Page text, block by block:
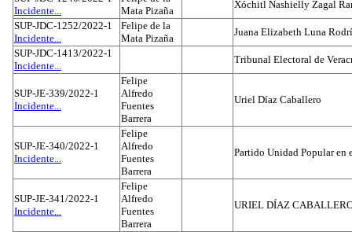
Incidente...
Mata Pizaña
Xóchitl Nashielly Zagal
SUP-JDC-1252/2022-1
Incidente...
Felipe de la
Mata Pizaña
Juana Elizabeth Luna
SUP-JDC-1413/2022-1
Incidente...
Tribunal Electoral de
SUP-JE-339/2022-1
Incidente...
Felipe
Alfredo
Fuentes
Barrera
Uriel Díaz Caballero
SUP-JE-340/2022-1
Incidente...
Felipe
Alfredo
Fuentes
Barrera
Partido Unidad Popular en
SUP-JE-341/2022-1
Incidente...
Felipe
Alfredo
Fuentes
Barrera
URIEL DÍAZ